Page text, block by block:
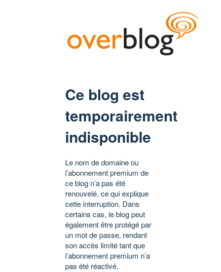
Ce blog est
temporairement
indisponible
Le nom de domaine ou
l’abonnement premium de
ce blog n’a pas été
renouvelé, ce qui explique
cette interruption. Dans
certains cas, le blog peut
également être protégé par
un mot de passe, rendant
son accès limité tant que
l’abonnement premium n’a
pas été réactivé.